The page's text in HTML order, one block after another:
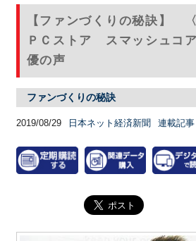
【ファンづくりの秘訣】
ＰＣストア スマッシュコ
優の声
ファンづくりの秘訣
2019/08/29 日本ネット経済新聞 連載記事